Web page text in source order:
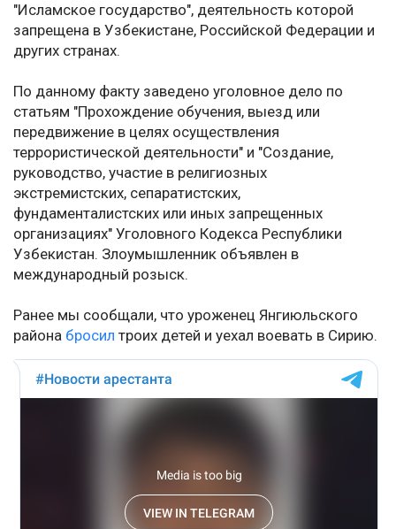
"Исламское государство", деятельность которой
запрещена в Узбекистане, Российской Федерации и
других странах.
По данному факту заведено уголовное дело по
статьям "Прохождение обучения, выезд или
передвижение в целях осуществления
террористической деятельности" и "Создание,
руководство, участие в религиозных
экстремистских, сепаратистских,
фундаменталистских или иных запрещенных
организациях" Уголовного Кодекса Республики
Узбекистан. Злоумышленник объявлен в
международный розыск.
Ранее мы сообщали, что уроженец Янгиюльского
района бросил троих детей и уехал воевать в Сирию.